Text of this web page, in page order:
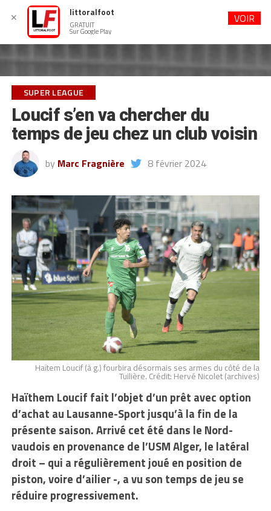
SUPER LEAGUE
Loucif s’en va chercher du
temps de jeu chez un club voisin
by Marc Fragnière 8 février 2024
Haïtem Loucif (à g.) fourbira désormais ses armes du côté de la
Tuilière. Crédit: Hervé Nicolet (archives)
Haïthem Loucif fait l’objet d’un prêt avec option
d’achat au Lausanne-Sport jusqu’à la fin de la
présente saison. Arrivé cet été dans le Nord-
vaudois en provenance de l’USM Alger, le latéral
droit – qui a régulièrement joué en position de
piston, voire d’ailier -, a vu son temps de jeu se
réduire progressivement.
✕ littoralfoot
GRATUIT
Sur Google Play
VOIR